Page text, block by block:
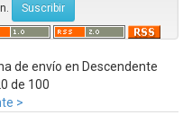
de envío en Descendente
de 100
>